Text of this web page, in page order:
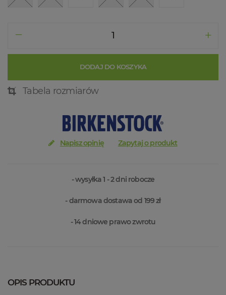
DODAJ DO KOSZYKA
Tabela rozmiarów
Napisz opinię Zapytaj o produkt
- wysyłka 1 - 2 dni robocze
- darmowa dostawa od 199 zł
- 14 dniowe prawo zwrotu
OPIS PRODUKTU